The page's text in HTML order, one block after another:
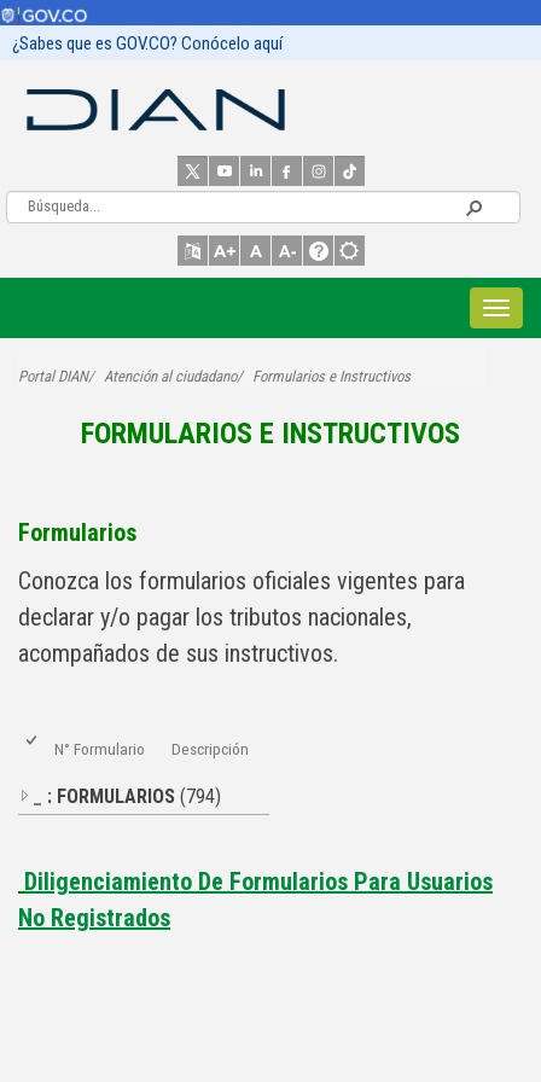
¿Sabes que es GOV.CO? Conócelo aquí
Portal DIAN Atención al ciudadano Formularios e Instructivos
FORMULARIOS E INSTRUCTIVOS​​
Formularios
​Conozca los formularios oficiales vigentes para
declarar y/o pagar los tributos nacionales,
acompañados de sus instructivos.​
N° Formulario Descripción
: FORMULARIOS (794)
Diligenciamiento De Formularios Para Usuarios
No Registrados​